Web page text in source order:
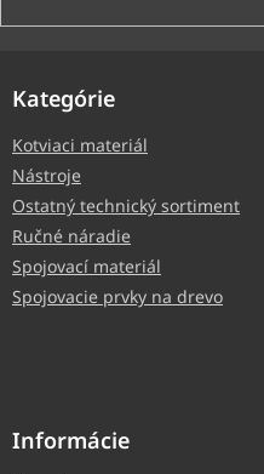
Kategórie
Kotviaci materiál
Nástroje
Ostatný technický sortiment
Ručné náradie
Spojovací materiál
Spojovacie prvky na drevo
Informácie